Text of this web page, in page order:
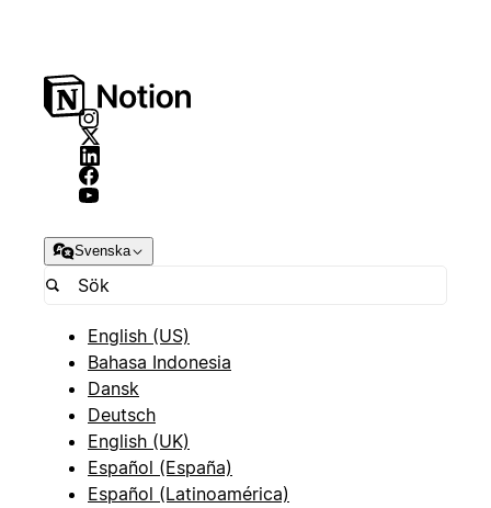
Svenska
English (US)
Bahasa Indonesia
Dansk
Deutsch
English (UK)
Español (España)
Español (Latinoamérica)